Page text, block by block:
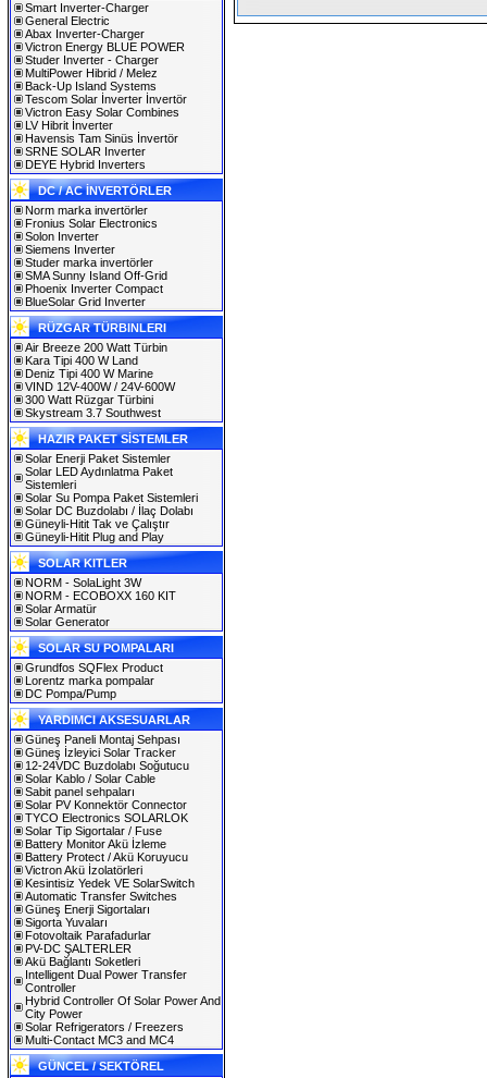
Smart Inverter-Charger
General Electric
Abax Inverter-Charger
Victron Energy BLUE POWER
Studer Inverter - Charger
MultiPower Hibrid / Melez
Back-Up Island Systems
Tescom Solar İnverter İnvertör
Victron Easy Solar Combines
LV Hibrit İnverter
Havensis Tam Sinüs İnvertör
SRNE SOLAR Inverter
DEYE Hybrid Inverters
DC / AC İNVERTÖRLER
Norm marka invertörler
Fronius Solar Electronics
Solon Inverter
Siemens Inverter
Studer marka invertörler
SMA Sunny Island Off-Grid
Phoenix Inverter Compact
BlueSolar Grid Inverter
RÜZGAR TÜRBINLERI
Air Breeze 200 Watt Türbin
Kara Tipi 400 W Land
Deniz Tipi 400 W Marine
VIND 12V-400W / 24V-600W
300 Watt Rüzgar Türbini
Skystream 3.7 Southwest
HAZIR PAKET SİSTEMLER
Solar Enerji Paket Sistemler
Solar LED Aydınlatma Paket
Sistemleri
Solar Su Pompa Paket Sistemleri
Solar DC Buzdolabı / İlaç Dolabı
Güneyli-Hitit Tak ve Çalıştır
Güneyli-Hitit Plug and Play
SOLAR KITLER
NORM - SolaLight 3W
NORM - ECOBOXX 160 KIT
Solar Armatür
Solar Generator
SOLAR SU POMPALARI
Grundfos SQFlex Product
Lorentz marka pompalar
DC Pompa/Pump
YARDIMCI AKSESUARLAR
Güneş Paneli Montaj Sehpası
Güneş İzleyici Solar Tracker
12-24VDC Buzdolabı Soğutucu
Solar Kablo / Solar Cable
Sabit panel sehpaları
Solar PV Konnektör Connector
TYCO Electronics SOLARLOK
Solar Tip Sigortalar / Fuse
Battery Monitor Akü İzleme
Battery Protect / Akü Koruyucu
Victron Akü İzolatörleri
Kesintisiz Yedek VE SolarSwitch
Automatic Transfer Switches
Güneş Enerji Sigortaları
Sigorta Yuvaları
Fotovoltaik Parafadurlar
PV-DC ŞALTERLER
Akü Bağlantı Soketleri
Intelligent Dual Power Transfer
Controller
Hybrid Controller Of Solar Power And
City Power
Solar Refrigerators / Freezers
Multi-Contact MC3 and MC4
GÜNCEL / SEKTÖREL